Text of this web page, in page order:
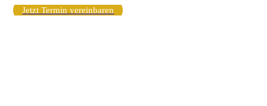
Jetzt Termin vereinbaren